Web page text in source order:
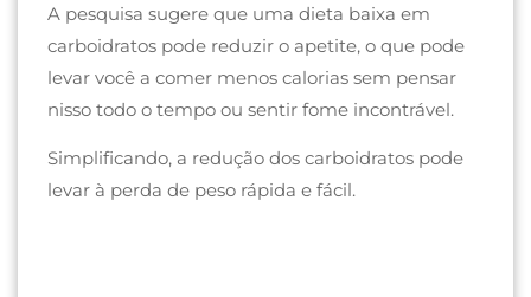
A pesquisa sugere que uma dieta baixa em
carboidratos pode reduzir o apetite, o que pode
levar você a comer menos calorias sem pensar
nisso todo o tempo ou sentir fome incontrável.
Simplificando, a redução dos carboidratos pode
levar à perda de peso rápida e fácil.